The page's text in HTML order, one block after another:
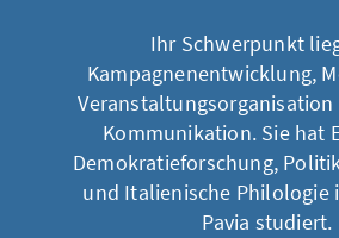
Ihr Schwerpunkt
Kampagnenentwicklung,
Kommunikation. Sie hat
Demokratieforschung,
und Italienische Philologie
Pavia studiert.